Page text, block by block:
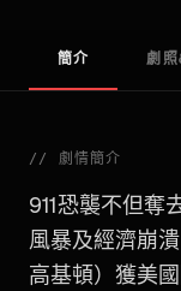
簡介 劇照
// 劇情簡介
911恐襲不但奪
風暴及經濟崩
高基頓）獲美